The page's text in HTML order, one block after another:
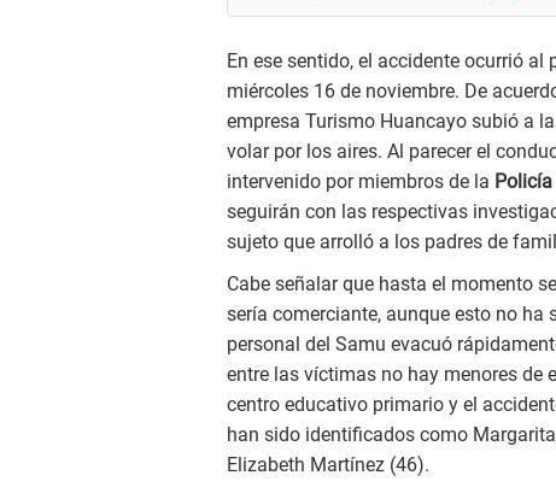
En ese sentido, el accidente ocurrió
miércoles 16 de noviembre. De
empresa Turismo Huancayo subió a
volar por los aires. Al parecer el
intervenido por miembros de la
seguirán con las respectivas
sujeto que arrolló a los padres de
Cabe señalar que hasta el momento
sería comerciante, aunque esto no ha
personal del Samu evacuó
entre las víctimas no hay menores de
centro educativo primario y el
han sido identificados como
Elizabeth Martínez (46).